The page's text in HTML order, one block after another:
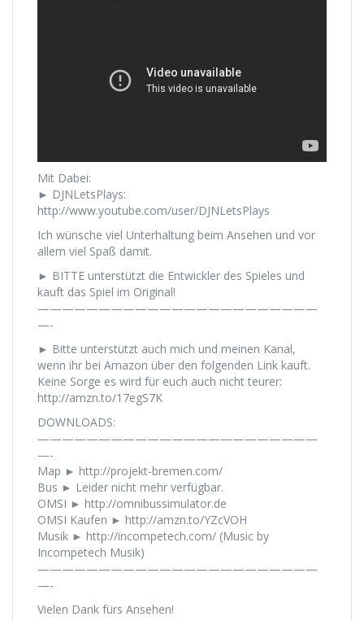
Mit Dabei:
► DJNLetsPlays:
http://www.youtube.com/user/DJNLetsPlays
Ich wünsche viel Unterhaltung beim Ansehen und vor
allem viel Spaß damit.
► BITTE unterstützt die Entwickler des Spieles und
kauft das Spiel im Original!
———————————————————————
—-
► Bitte unterstützt auch mich und meinen Kanal,
wenn ihr bei Amazon über den folgenden Link kauft.
Keine Sorge es wird für euch auch nicht teurer:
http://amzn.to/17egS7K
DOWNLOADS:
———————————————————————
—-
Map ► http://projekt-bremen.com/
Bus ► Leider nicht mehr verfügbar.
OMSI ► http://omnibussimulator.de
OMSI Kaufen ► http://amzn.to/YZcVOH
Musik ► http://incompetech.com/ (Music by
Incompetech Musik)
———————————————————————
—-
Vielen Dank fürs Ansehen!